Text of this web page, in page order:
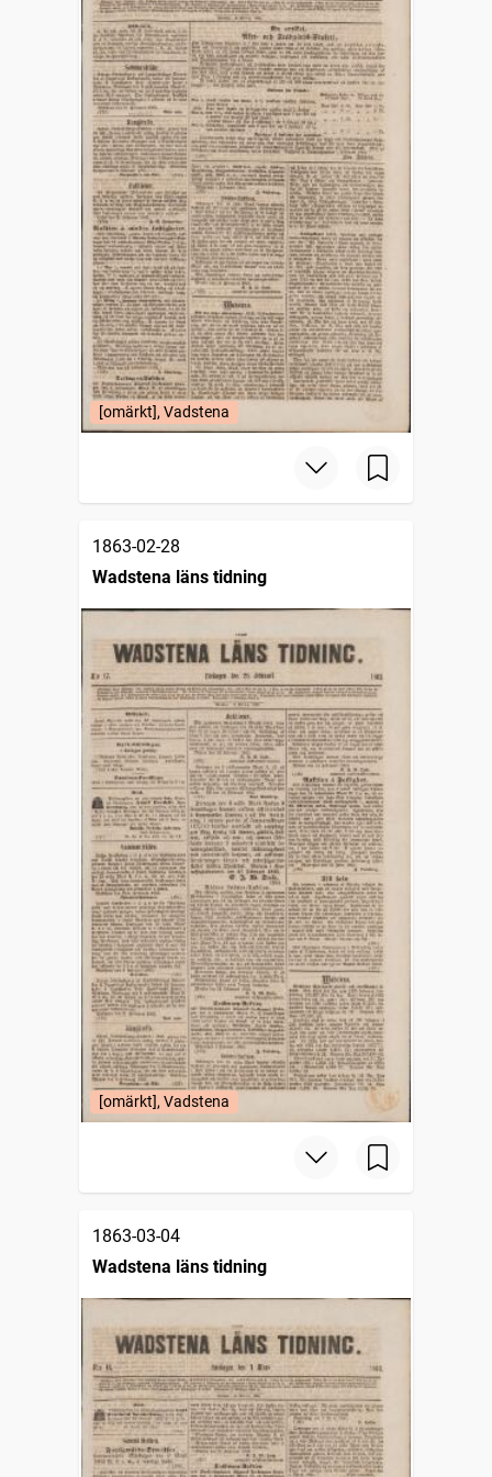
[omärkt], Vadstena
1863-02-28
Wadstena läns tidning
[omärkt], Vadstena
1863-03-04
Wadstena läns tidning